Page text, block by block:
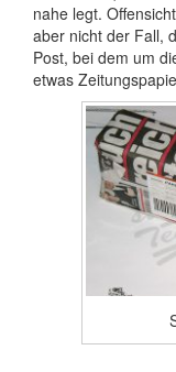
nahe legt.
aber nicht der Fall,
Post, bei dem um
etwas